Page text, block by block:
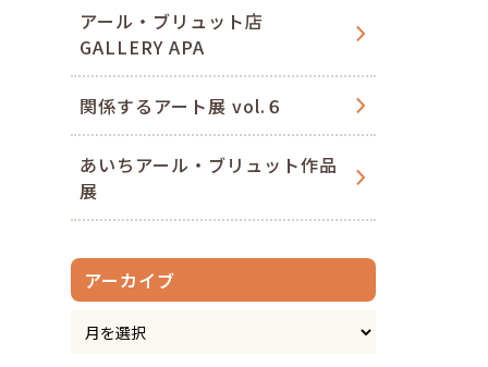
アール・ブリュット店
GALLERY APA
関係するアート展 vol.６
あいちアール・ブリュット作品
展
アーカイブ